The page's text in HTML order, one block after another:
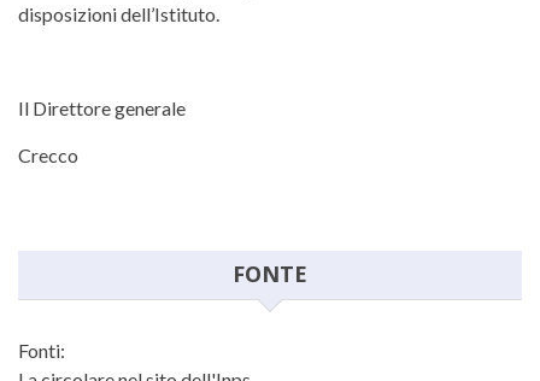
disposizioni dell’Istituto.
Il Direttore generale
Crecco
FONTE
Fonti: